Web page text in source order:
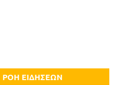
ΡΟΗ ΕΙΔΗΣΕΩΝ